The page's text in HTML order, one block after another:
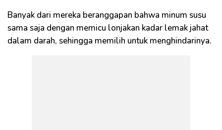
Banyak dari mereka beranggapan bahwa minum susu
sama saja dengan memicu lonjakan kadar lemak jahat
dalam darah, sehingga memilih untuk menghindarinya.